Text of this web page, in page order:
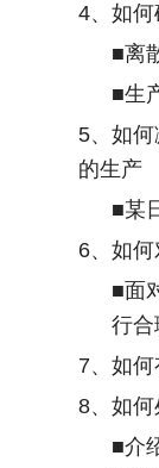
4、如
■离
■生
5、如
的生产
■某
6、如
■面
行合
7、如
8、如
■介